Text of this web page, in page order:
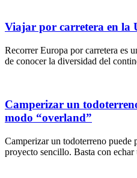
Viajar por carretera en la
Recorrer Europa por carretera es
de conocer la diversidad del
Camperizar un
modo “overland”
Camperizar un todoterreno puede
proyecto sencillo. Basta con echar